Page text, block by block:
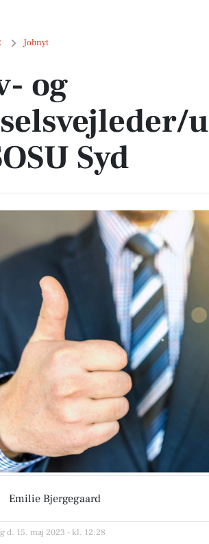
Jobnyt
trivselsvejleder/underviser til SOSU Syd
og
Syd
Emilie Bjergegaard
d. 15. maj 2023 - kl. 12:28